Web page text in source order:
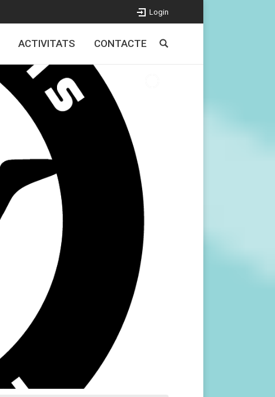
Login
ACTIVITATS CONTACTE